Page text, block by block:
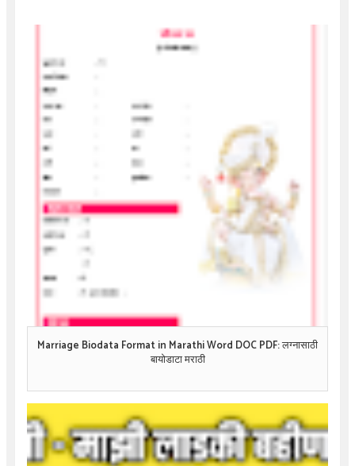
Marriage Biodata Format in Marathi Word DOC PDF: लग्नासाठी
बायोडाटा मराठी